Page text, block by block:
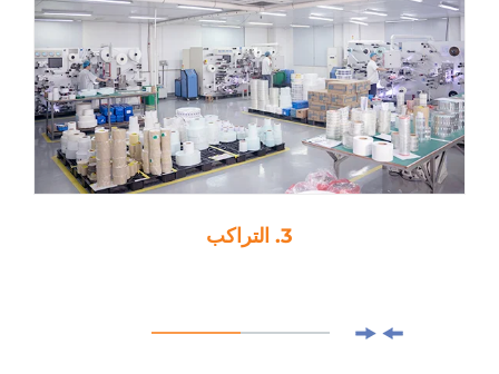
3. التراكب